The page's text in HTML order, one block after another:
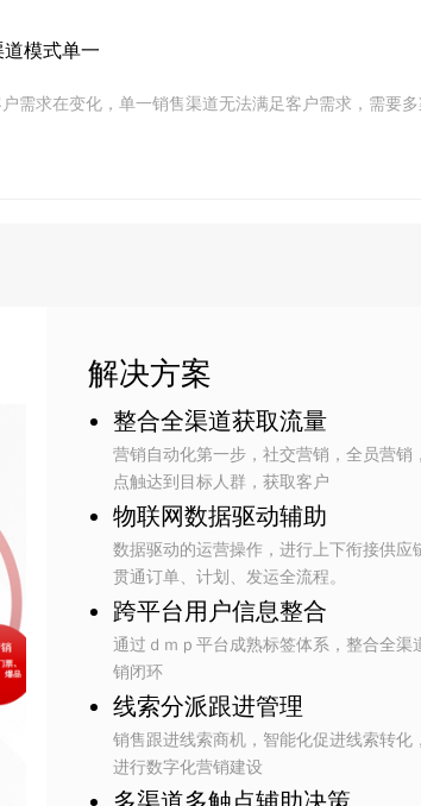
道模式单一
需求在变化，单一销售渠道无法满足客户需求，需要
解决方案
整合全渠道获取流量
营销自动化第一步，社交营销，全员营
点触达到目标人群，获取客户
物联网数据驱动辅助
数据驱动的运营操作，进行上下衔接供
贯通订单、计划、发运全流程。
跨平台用户信息整合
通过ｄｍｐ平台成熟标签体系，整合全
销闭环
线索分派跟进管理
销售跟进线索商机，智能化促进线索转
进行数字化营销建设